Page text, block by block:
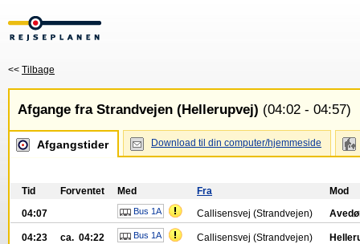
<< Tilbage
Afgange fra Strandvejen (Hellerupvej) (04:02 - 04:57)
Afgangstider Download til din computer/hjemmeside
Tid Forventet Med Fra
Mod
04:07
Bus 1A Callisensvej (Strandvejen)
04:23 ca. 04:22 Bus 1A Callisensvej (Strandvejen)